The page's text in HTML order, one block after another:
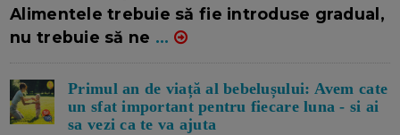
Alimentele trebuie să fie introduse gradual,
nu trebuie să ne ...
Primul an de viață al bebelușului: Avem cate
un sfat important pentru fiecare luna - si ai
sa vezi ca te va ajuta